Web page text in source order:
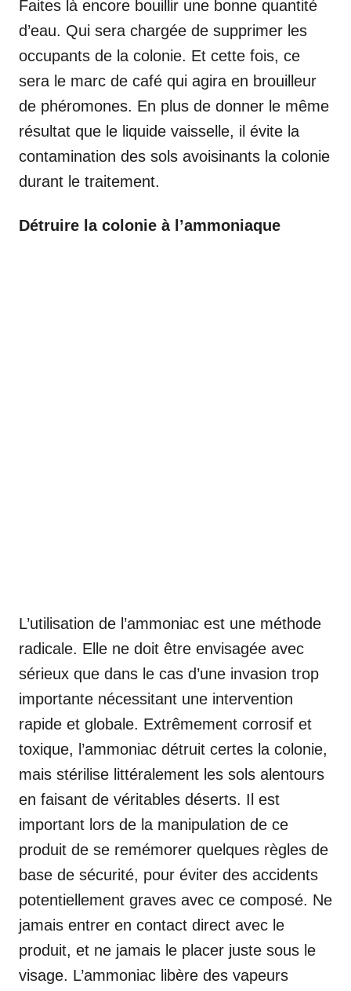
Faites là encore bouillir une bonne quantité
d’eau. Qui sera chargée de supprimer les
occupants de la colonie. Et cette fois, ce
sera le marc de café qui agira en brouilleur
de phéromones. En plus de donner le même
résultat que le liquide vaisselle, il évite la
contamination des sols avoisinants la colonie
durant le traitement.
Détruire la colonie à l’ammoniaque
L’utilisation de l’ammoniac est une méthode
radicale. Elle ne doit être envisagée avec
sérieux que dans le cas d’une invasion trop
importante nécessitant une intervention
rapide et globale. Extrêmement corrosif et
toxique, l’ammoniac détruit certes la colonie,
mais stérilise littéralement les sols alentours
en faisant de véritables déserts. Il est
important lors de la manipulation de ce
produit de se remémorer quelques règles de
base de sécurité, pour éviter des accidents
potentiellement graves avec ce composé. Ne
jamais entrer en contact direct avec le
produit, et ne jamais le placer juste sous le
visage. L’ammoniac libère des vapeurs